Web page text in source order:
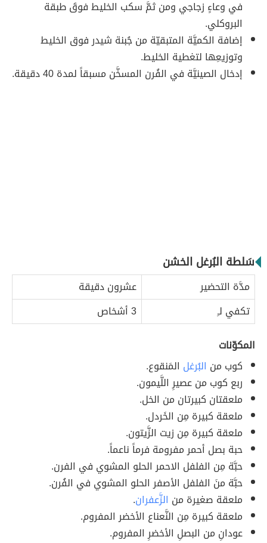
في وعاءٍ زجاجي ومن ثمَّ سكب الخليط فوقَ طبقة
البروكلي.
إضافة الكميَّة المتبقيّة من جُبنة شيدر فوق الخليط
وتوزيعِها لتغطية الخليط.
إدخال الصينيَّة في الفُرن المسخَّن مسبقاً لمدة 40 دقيقة.
سَلطة البُرغل الخشن
مدَّة التحضير
عشرون دقيقة
تكفي لـِ
3 أشخاص
المكوّنات
كوب من البُرغل المَنقوع.
ربع كوب من عصيرِ اللَّيمون.
ملعقتان كبيرتان من الخل.
ملعقة كبيرة مِن الخَردل.
ملعقة كبيرة مِن زيت الزَّيتون.
حبة بصل أحمر مفرومة فرماً ناعماً.
حبَّة مِن الفلفل الاحمر الحلو المشوي في الفرن.
حبَّة منَ الفلفل الأصفر الحلو المشوي في الفُرن.
ملعقة صغيرة من الزَّعفران.
ملعقة كبيرة مِن النَّعناع الأخضر المفروم.
عودانِ من البصلِ الأخضرِ المفروم.